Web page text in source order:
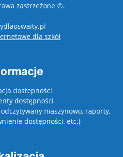
zastrzeżone ©.
dla szkółotwiera się w
dostepności
dostępności
odczytywany maszynowo, raporty,
dostępności, etc.)